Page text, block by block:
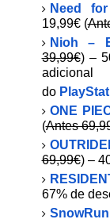
Need
19,99€ (
Nioh –
39,99€) –
do
ONE
(Antes
69,99€) –
67% de